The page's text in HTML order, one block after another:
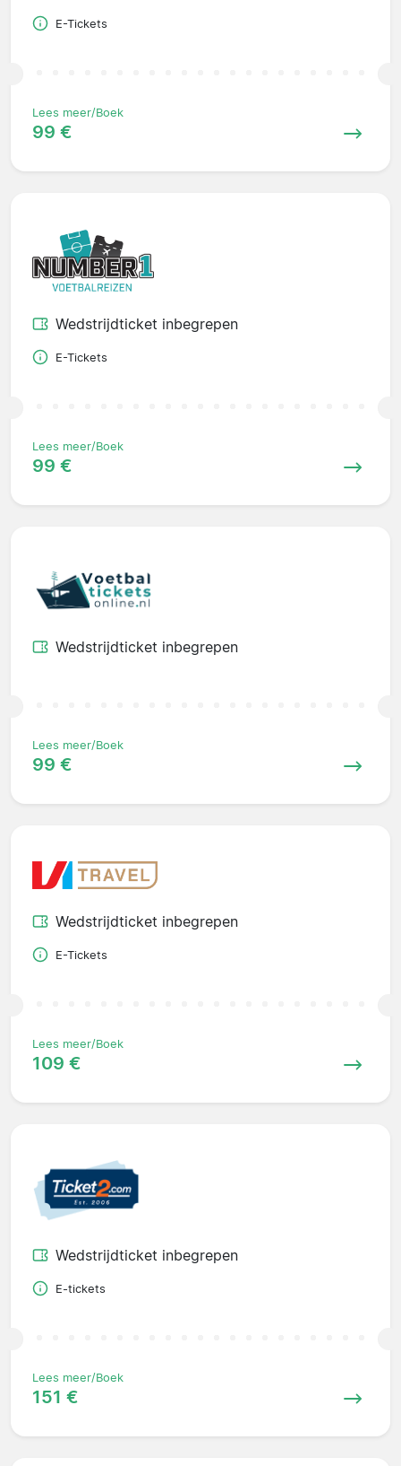
E-Tickets
Lees meer/Boek
99 €
Wedstrijdticket inbegrepen
E-Tickets
Lees meer/Boek
99 €
Wedstrijdticket inbegrepen
Lees meer/Boek
99 €
Wedstrijdticket inbegrepen
E-Tickets
Lees meer/Boek
109 €
Wedstrijdticket inbegrepen
E-tickets
Lees meer/Boek
151 €